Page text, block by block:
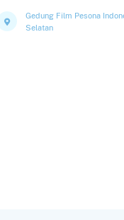
Gedung Film Pesona
Selatan